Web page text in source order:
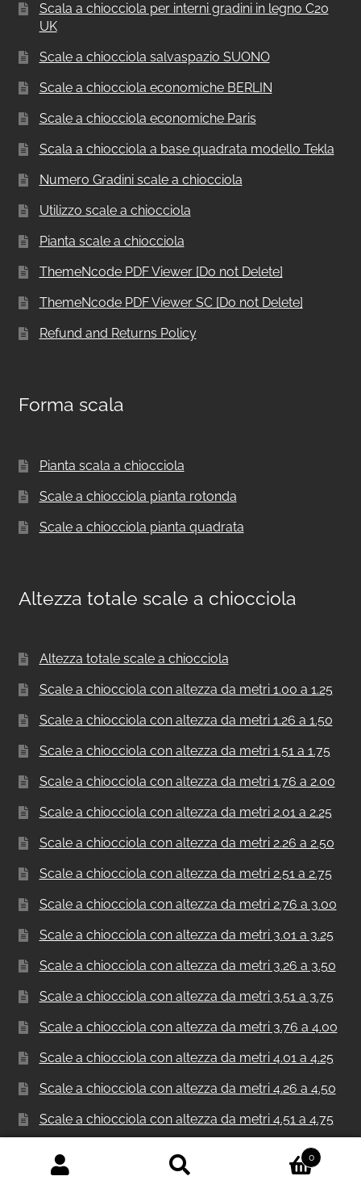
Scala a chiocciola per interni gradini in legno C20
UK
Scale a chiocciola salvaspazio SUONO
Scale a chiocciola economiche BERLIN
Scale a chiocciola economiche Paris
Scala a chiocciola a base quadrata modello Tekla
Numero Gradini scale a chiocciola
Utilizzo scale a chiocciola
Pianta scale a chiocciola
ThemeNcode PDF Viewer [Do not Delete]
ThemeNcode PDF Viewer SC [Do not Delete]
Refund and Returns Policy
Forma scala
Pianta scala a chiocciola
Scale a chiocciola pianta rotonda
Scale a chiocciola pianta quadrata
Altezza totale scale a chiocciola
Altezza totale scale a chiocciola
Scale a chiocciola con altezza da metri 1.00 a 1.25
Scale a chiocciola con altezza da metri 1.26 a 1.50
Scale a chiocciola con altezza da metri 1.51 a 1.75
Scale a chiocciola con altezza da metri 1.76 a 2.00
Scale a chiocciola con altezza da metri 2.01 a 2.25
Scale a chiocciola con altezza da metri 2.26 a 2.50
Scale a chiocciola con altezza da metri 2.51 a 2.75
Scale a chiocciola con altezza da metri 2.76 a 3.00
Scale a chiocciola con altezza da metri 3.01 a 3.25
Scale a chiocciola con altezza da metri 3.26 a 3.50
Scale a chiocciola con altezza da metri 3.51 a 3.75
Scale a chiocciola con altezza da metri 3.76 a 4.00
Scale a chiocciola con altezza da metri 4.01 a 4.25
Scale a chiocciola con altezza da metri 4.26 a 4.50
Scale a chiocciola con altezza da metri 4.51 a 4.75
Scale a chiocciola con altezza da metri 4.76 a 5.00
0